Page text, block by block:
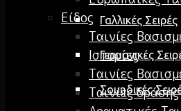
Γαλλικές Σειρές
Γερμανικές
Σουηδικές
Είδος
Ταινίες
Ιστορίες
Ταινίες
Ταινίες δράσης